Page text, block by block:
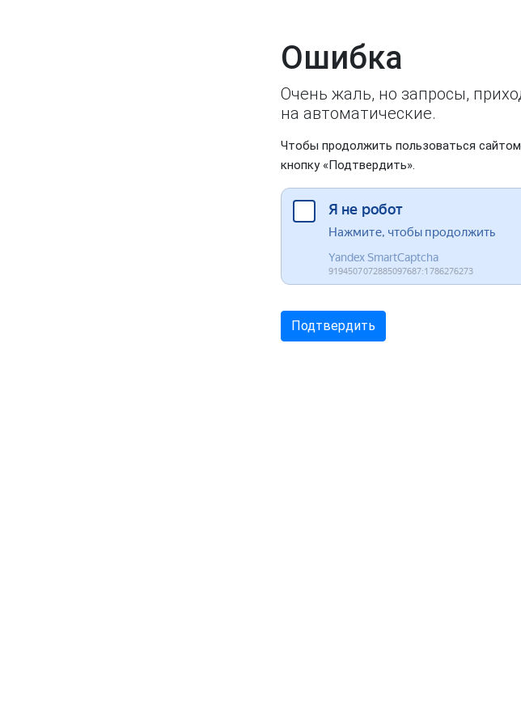
Ошибка
Очень жаль, но запросы,
на автоматические.
Чтобы продолжить пользоваться
кнопку «Подтвердить».